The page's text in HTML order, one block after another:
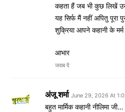
कहता हैं जब भी कुछ लिखें
यह सिर्फ मैं नहीं अपितु पूरा
शुक्रिया आपने कहानी के
आभार
जवाब दें
अंजू शर्मा June 29, 2026 At
बहुत मार्मिक कहानी नीलिमा जी…